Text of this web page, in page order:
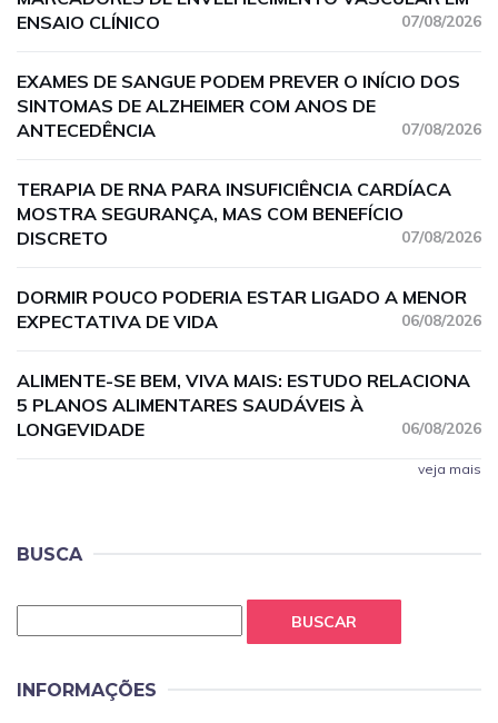
ENSAIO CLÍNICO
07/08/2026
EXAMES DE SANGUE PODEM PREVER O INÍCIO DOS
SINTOMAS DE ALZHEIMER COM ANOS DE
ANTECEDÊNCIA
07/08/2026
TERAPIA DE RNA PARA INSUFICIÊNCIA CARDÍACA
MOSTRA SEGURANÇA, MAS COM BENEFÍCIO
DISCRETO
07/08/2026
DORMIR POUCO PODERIA ESTAR LIGADO A MENOR
EXPECTATIVA DE VIDA
06/08/2026
ALIMENTE-SE BEM, VIVA MAIS: ESTUDO RELACIONA
5 PLANOS ALIMENTARES SAUDÁVEIS À
LONGEVIDADE
06/08/2026
veja mais
BUSCA
BUSCAR
INFORMAÇÕES